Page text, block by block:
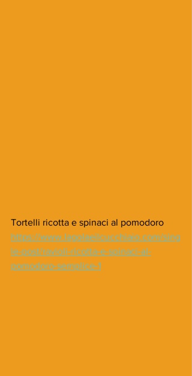
Tortelli ricotta e spinaci al pomodoro
https://www.lagolaeilcucchiaio.com/sing
le-post/ravioli-ricotta-e-spinaci-al-
pomodoro-semplice-1